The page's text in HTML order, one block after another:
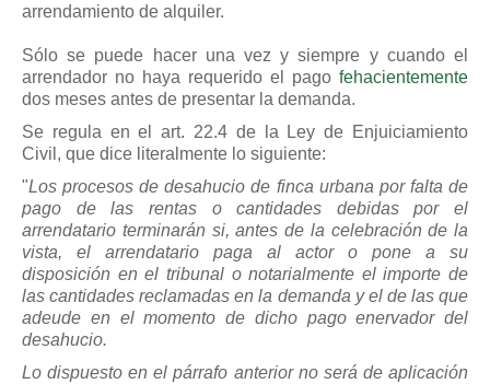
arrendamiento de alquiler.
Sólo se puede hacer una vez y siempre y cuando el
arrendador no haya requerido el pago fehacientemente
dos meses antes de presentar la demanda.
Se regula en el art. 22.4 de la Ley de Enjuiciamiento
Civil, que dice literalmente lo siguiente:
"Los procesos de desahucio de finca urbana por falta de
pago de las rentas o cantidades debidas por el
arrendatario terminarán si, antes de la celebración de la
vista, el arrendatario paga al actor o pone a su
disposición en el tribunal o notarialmente el importe de
las cantidades reclamadas en la demanda y el de las que
adeude en el momento de dicho pago enervador del
desahucio.
Lo dispuesto en el párrafo anterior no será de aplicación